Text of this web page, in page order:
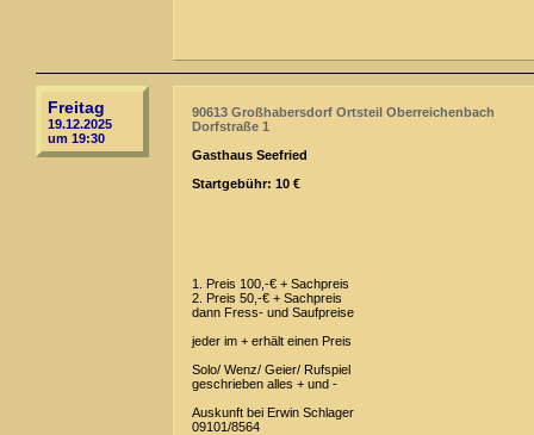
Freitag
19.12.2025
um 19:30
90613 Großhabersdorf Ortsteil Oberreichenbach
Dorfstraße 1
Gasthaus Seefried
Startgebühr: 10 €
1. Preis 100,-€ + Sachpreis
2. Preis 50,-€ + Sachpreis
dann Fress- und Saufpreise
jeder im + erhält einen Preis
Solo/ Wenz/ Geier/ Rufspiel
geschrieben alles + und -
Auskunft bei Erwin Schlager
09101/8564